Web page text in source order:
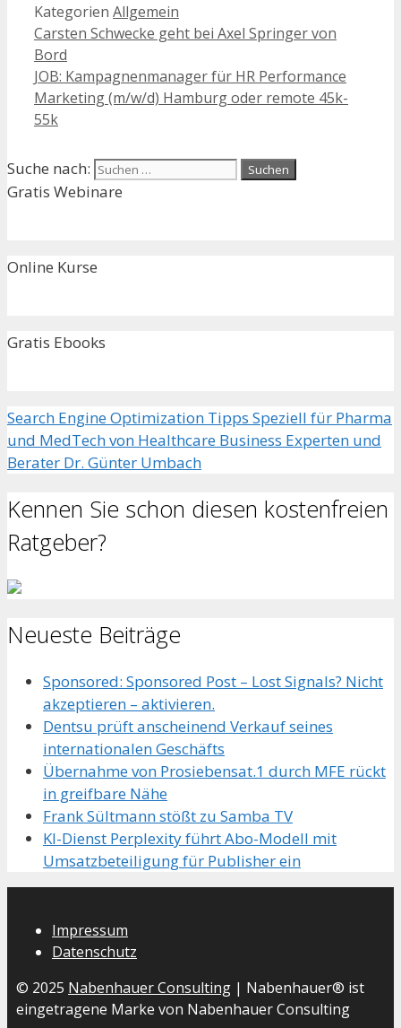
Kategorien Allgemein
Carsten Schwecke geht bei Axel Springer von
Bord
JOB: Kampagnenmanager für HR Performance
Marketing (m/w/d) Hamburg oder remote 45k-
55k
Suche nach:
Gratis Webinare
Online Kurse
Gratis Ebooks
Search Engine Optimization Tipps Speziell für Pharma
und MedTech von Healthcare Business Experten und
Berater Dr. Günter Umbach
Kennen Sie schon diesen kostenfreien
Ratgeber?
Neueste Beiträge
Sponsored: Sponsored Post – Lost Signals? Nicht
akzeptieren – aktivieren.
Dentsu prüft anscheinend Verkauf seines
internationalen Geschäfts
Übernahme von Prosiebensat.1 durch MFE rückt
in greifbare Nähe
Frank Sültmann stößt zu Samba TV
KI-Dienst Perplexity führt Abo-Modell mit
Umsatzbeteiligung für Publisher ein
Impressum
Datenschutz
© 2025 Nabenhauer Consulting | Nabenhauer® ist
eingetragene Marke von Nabenhauer Consulting